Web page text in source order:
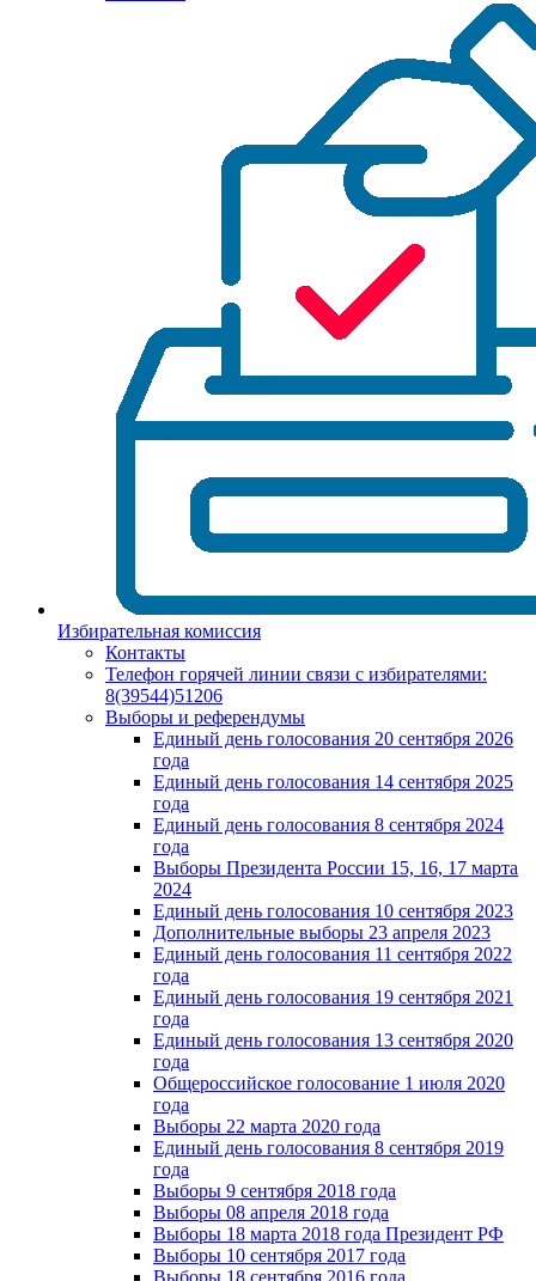
Избирательная комиссия
Контакты
Телефон горячей линии связи с избирателями:
8(39544)51206
Выборы и референдумы
Единый день голосования 20 сентября 2026
года
Единый день голосования 14 сентября 2025
года
Единый день голосования 8 сентября 2024
года
Выборы Президента России 15, 16, 17 марта
2024
Единый день голосования 10 сентября 2023
Дополнительные выборы 23 апреля 2023
Единый день голосования 11 сентября 2022
года
Единый день голосования 19 сентября 2021
года
Единый день голосования 13 сентября 2020
года
Общероссийское голосование 1 июля 2020
года
Выборы 22 марта 2020 года
Единый день голосования 8 сентября 2019
года
Выборы 9 сентября 2018 года
Выборы 08 апреля 2018 года
Выборы 18 марта 2018 года Президент РФ
Выборы 10 сентября 2017 года
Выборы 18 сентября 2016 года